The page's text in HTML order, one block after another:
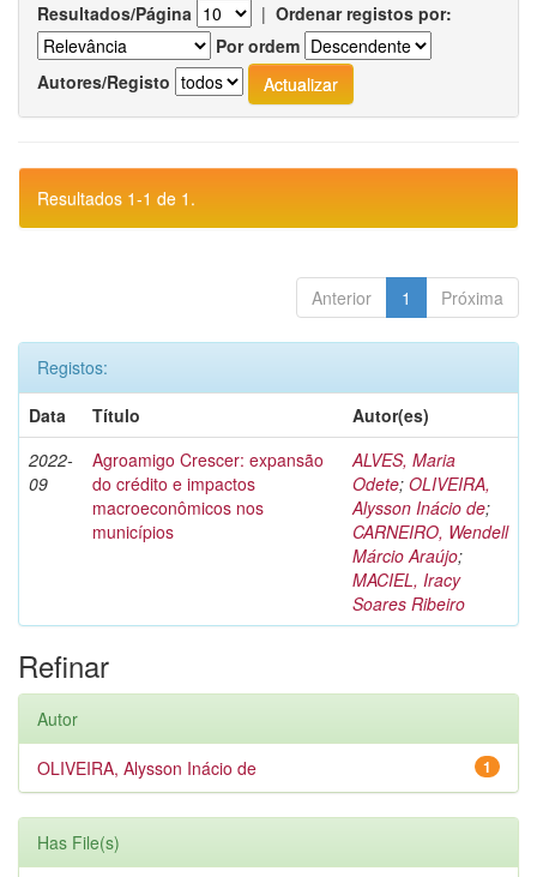
Resultados/Página | Ordenar registos por:
Por ordem
Autores/Registo
Resultados 1-1 de 1.
Anterior 1 Próxima
Registos:
Data
Título
Autor(es)
2022-
09
Agroamigo Crescer: expansão
do crédito e impactos
macroeconômicos nos
municípios
ALVES, Maria
Odete; OLIVEIRA,
Alysson Inácio de;
CARNEIRO, Wendell
Márcio Araújo;
MACIEL, Iracy
Soares Ribeiro
Refinar
Autor
1
OLIVEIRA, Alysson Inácio de
Has File(s)